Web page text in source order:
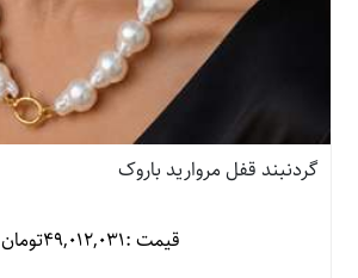
گردنبند قفل مروارید باروک
قیمت :49,012,031تومان